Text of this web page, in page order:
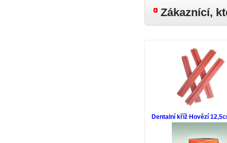
Zákaznící,
Dentalní kříž Hovězí